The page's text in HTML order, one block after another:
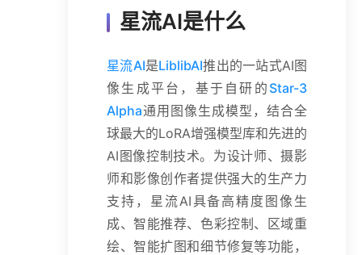
星流AI是什么
星流AI是LiblibAI推出的一站式AI图
像生成平台，基于自研的 Star-3
Alpha通用图像生成模型，结合全
球最大的LoRA增强模型库和先进的
AI图像控制技术。为设计师、摄影
师和影像创作者提供强大的生产力
支持，星流AI具备高精度图像生
成、智能推荐、色彩控制、区域重
绘、智能扩图和细节修复等功能，